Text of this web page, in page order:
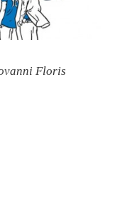
Floris